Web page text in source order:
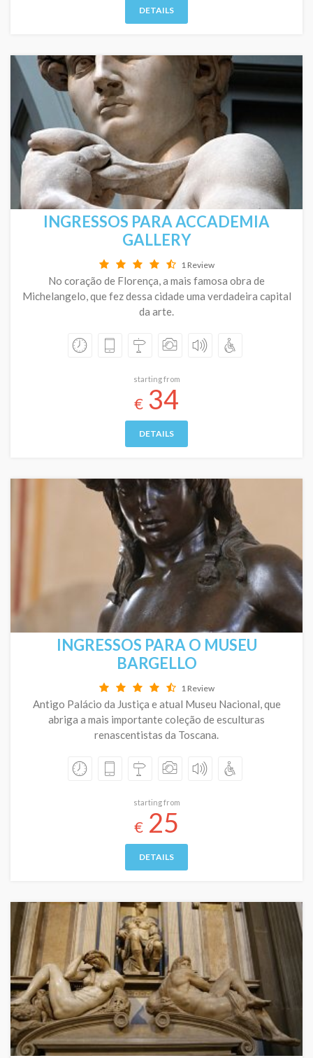
DETAILS
INGRESSOS PARA ACCADEMIA
GALLERY
1 Review
No coração de Florença, a mais famosa obra de
Michelangelo, que fez dessa cidade uma verdadeira capital
da arte.
starting from
€ 34
DETAILS
INGRESSOS PARA O MUSEU
BARGELLO
1 Review
Antigo Palácio da Justiça e atual Museu Nacional, que
abriga a mais importante coleção de esculturas
renascentistas da Toscana.
starting from
€ 25
DETAILS